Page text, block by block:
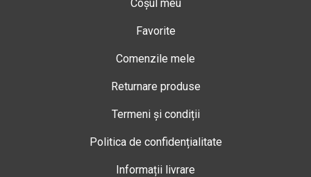
Coșul meu
Favorite
Comenzile mele
Returnare produse
Termeni și condiții
Politica de confidențialitate
Informații livrare